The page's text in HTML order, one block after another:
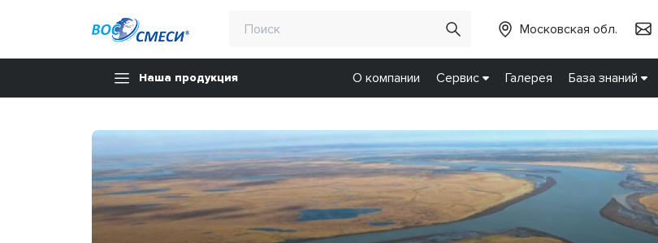
Московская обл.
Наша продукция О компании Сервис Галерея База знаний